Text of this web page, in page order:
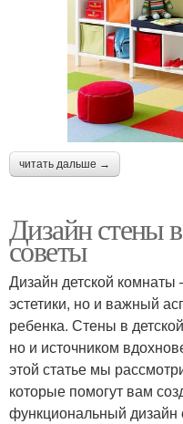
читать дальше →
Дизайн стены
советы
Дизайн детской
эстетики, но и важный
ребенка. Стены в
но и источником
этой статье мы
которые помогут вам
функциональный дизайн